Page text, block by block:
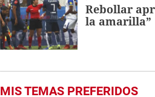
Rebollar
la amarilla”
MIS TEMAS PREFERIDOS